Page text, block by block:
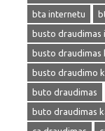
bta internetu
busto draudimas
busto draudimas
busto draudimo
buto draudimas
buto draudimas